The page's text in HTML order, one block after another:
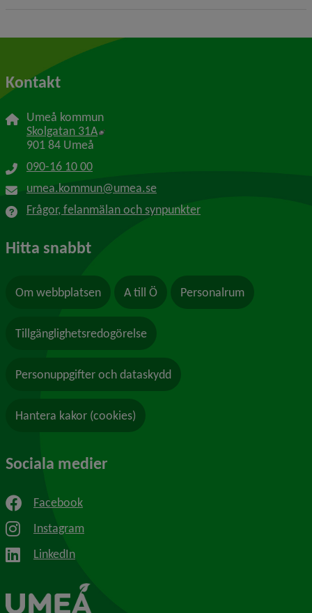
Kontakt
Umeå kommun
Skolgatan 31A Länk till annan webbplats, öppnas i nytt
901 84 Umeå
090-16 10 00
umea.kommun@umea.se
Frågor, felanmälan och synpunkter
Hitta snabbt
Om webbplatsen A till Ö Personalrum
Tillgänglighetsredogörelse
Personuppgifter och dataskydd
Hantera kakor (cookies)
Sociala medier
Facebook
Instagram
LinkedIn